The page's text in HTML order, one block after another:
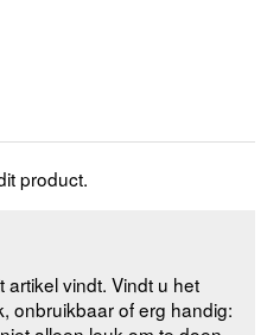
product.
vindt. Vindt u het
onbruikbaar of erg handig: